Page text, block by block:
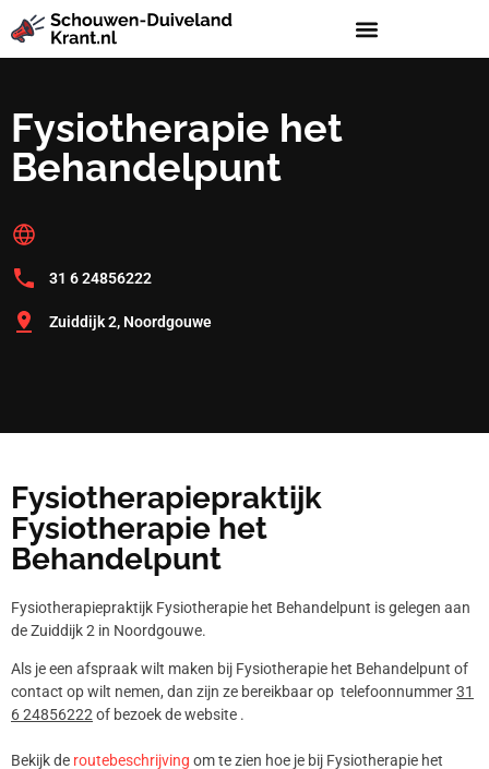
Fysiotherapie het
Behandelpunt
31 6 24856222
Zuiddijk 2, Noordgouwe
Fysiotherapiepraktijk
Fysiotherapie het
Behandelpunt
Fysiotherapiepraktijk Fysiotherapie het Behandelpunt is gelegen aan
de Zuiddijk 2 in Noordgouwe.
Als je een afspraak wilt maken bij Fysiotherapie het Behandelpunt of
contact op wilt nemen, dan zijn ze bereikbaar op telefoonnummer31
6 24856222of bezoek de website .
Bekijk de routebeschrijving om te zien hoe je bij Fysiotherapie het